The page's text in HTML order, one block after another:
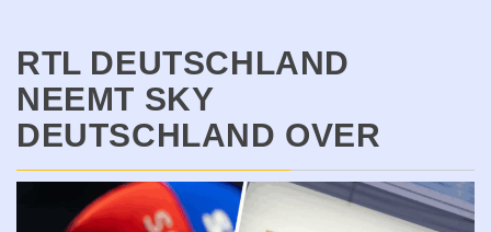
RTL DEUTSCHLAND
NEEMT SKY
DEUTSCHLAND OVER